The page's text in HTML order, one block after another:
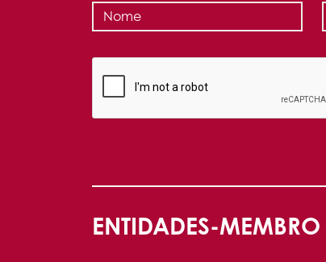
ENTIDADES-MEMBRO